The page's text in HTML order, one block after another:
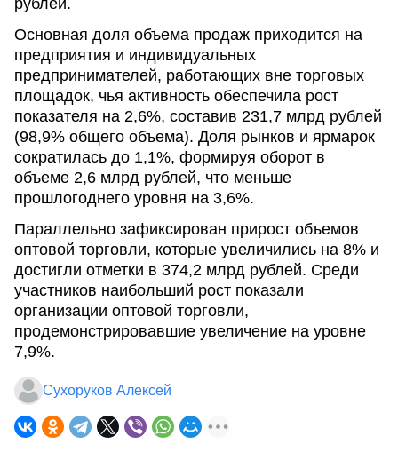
рублей.
Основная доля объема продаж приходится на
предприятия и индивидуальных
предпринимателей, работающих вне торговых
площадок, чья активность обеспечила рост
показателя на 2,6%, составив 231,7 млрд рублей
(98,9% общего объема). Доля рынков и ярмарок
сократилась до 1,1%, формируя оборот в
объеме 2,6 млрд рублей, что меньше
прошлогоднего уровня на 3,6%.
Параллельно зафиксирован прирост объемов
оптовой торговли, которые увеличились на 8% и
достигли отметки в 374,2 млрд рублей. Среди
участников наибольший рост показали
организации оптовой торговли,
продемонстрировавшие увеличение на уровне
7,9%.
Сухоруков Алексей